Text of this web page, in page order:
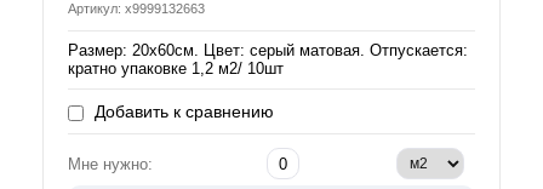
Артикул: х9999132663
Размер: 20х60см. Цвет: серый матовая. Отпускается:
кратно упаковке 1,2 м2/ 10шт
Добавить к сравнению
Мне нужно: